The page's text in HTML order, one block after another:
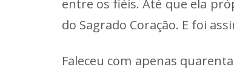
entre os fiéis. Até que ela
do Sagrado Coração. E foi
Faleceu com apenas